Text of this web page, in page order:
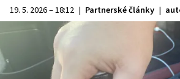
19. 5. 2026 – 18:12 | Partnerské články |